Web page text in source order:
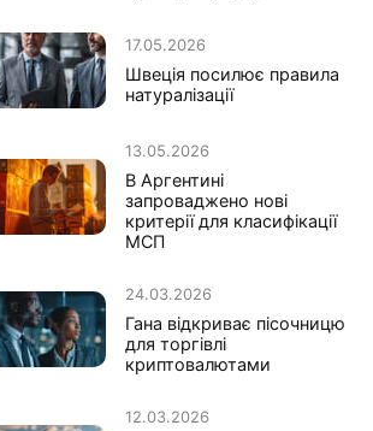
17.05.2026
Швеція посилює правила
натуралізації
13.05.2026
В Аргентині
запроваджено нові
критерії для класифікації
МСП
24.03.2026
Гана відкриває пісочницю
для торгівлі
криптовалютами
12.03.2026